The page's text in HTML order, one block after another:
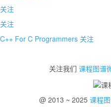
关注
关注
C++ For C Programmers 关注
关注我们 课程图谱
@ 2013 ~ 2025 课程